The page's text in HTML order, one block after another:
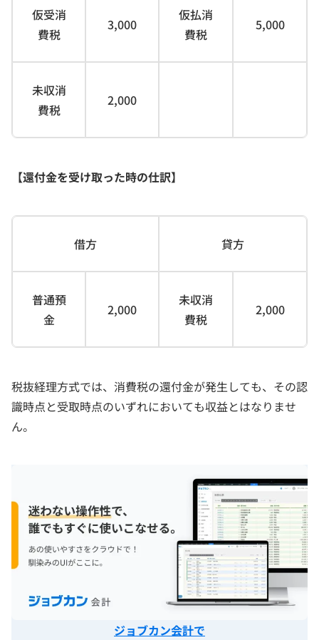
仮受消
費税
3,000
仮払消
費税
5,000
未収消
費税
2,000
【還付金を受け取った時の仕訳】
借方 貸方
普通預
金
2,000
未収消
費税
2,000
税抜経理方式では、消費税の還付金が発生しても、その認
識時点と受取時点のいずれにおいても収益とはなりませ
ん。
ジョブカン会計で